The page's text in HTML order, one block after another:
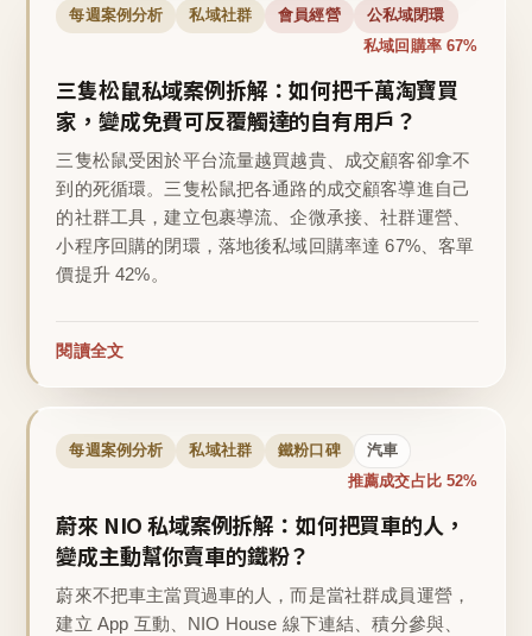
每週案例分析 私域社群 會員經營 公私域閉環
私域回購率 67%
三隻松鼠私域案例拆解：如何把千萬淘寶買
家，變成免費可反覆觸達的自有用戶？
三隻松鼠受困於平台流量越買越貴、成交顧客卻拿不
到的死循環。三隻松鼠把各通路的成交顧客導進自己
的社群工具，建立包裹導流、企微承接、社群運營、
小程序回購的閉環，落地後私域回購率達 67%、客單
價提升 42%。
閱讀全文
每週案例分析 私域社群 鐵粉口碑 汽車
推薦成交占比 52%
蔚來 NIO 私域案例拆解：如何把買車的人，
變成主動幫你賣車的鐵粉？
蔚來不把車主當買過車的人，而是當社群成員運營，
建立 App 互動、NIO House 線下連結、積分參與、